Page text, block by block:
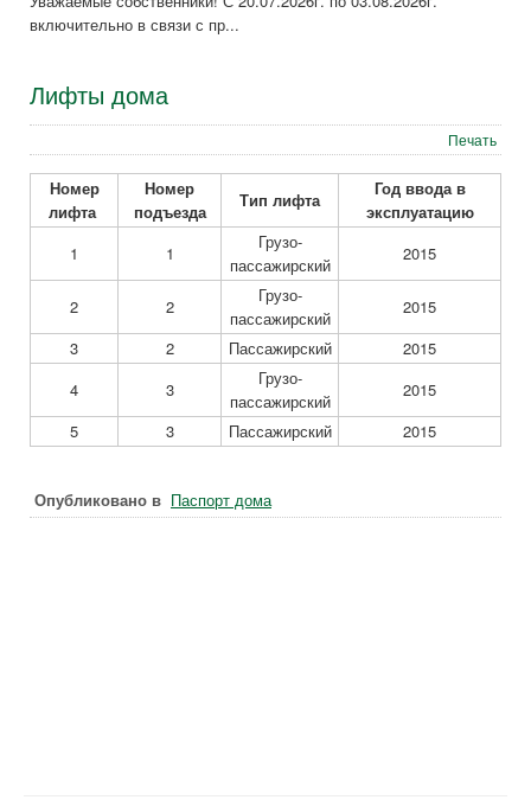
включительно в связи с пр...
Лифты дома
Печать
Номер
лифта
Номер
подъезда
Тип лифта
Год ввода в
эксплуатацию
1
1
Грузо-
пассажирский
2015
2 2
Грузо-
пассажирский
2015
3
2 Пассажирский
2015
4
3
Грузо-
пассажирский
2015
5
3 Пассажирский 2015
Опубликовано в Паспорт дома